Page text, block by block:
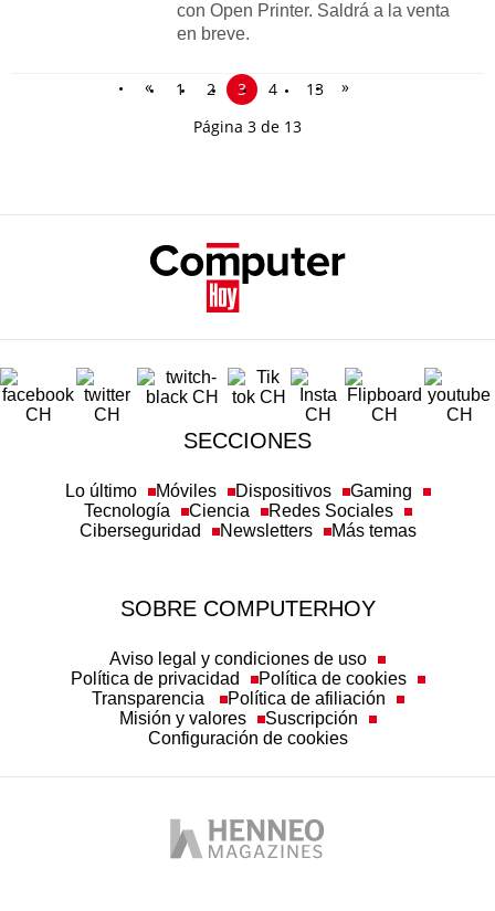
con Open Printer. Saldrá a la venta
en breve.
« 1 2 3 4 13
»
Página 3 de 13
SECCIONES
Lo último Móviles Dispositivos
Gaming
Tecnología
Ciencia
Redes Sociales
Ciberseguridad
Newsletters Más temas
SOBRE COMPUTERHOY
Aviso legal y condiciones de uso
Política de privacidad
Política de cookies
Transparencia
Política de afiliación
Misión y valores
Suscripción
Configuración de cookies